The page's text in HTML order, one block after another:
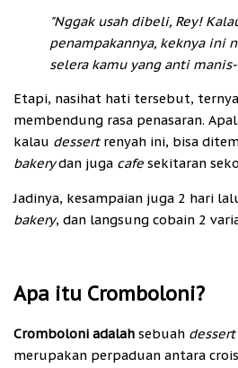
"Nggak usah dibeli, Rey!
penampakannya, keknya ini
selera kamu yang anti
Etapi, nasihat hati tersebut,
membendung rasa penasaran.
kalau dessert renyah ini, bisa
bakerydan juga cafe sekitaran
Jadinya, kesampaian juga 2 hari
bakery, dan langsung cobain 2
Apa itu Cromboloni?
Cromboloni adalah sebuah dessert
merupakan perpaduan antara